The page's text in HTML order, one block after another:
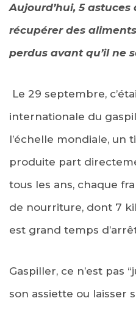
Aujourd’hui, 5 astuces
récupérer des
perdus avant qu’il ne
Le 29 septembre,
internationale du
l’échelle mondiale, un
produite part
tous les ans, chaque
de nourriture, dont 7
est grand temps
Gaspiller, ce n’est pas
son assiette ou laisser